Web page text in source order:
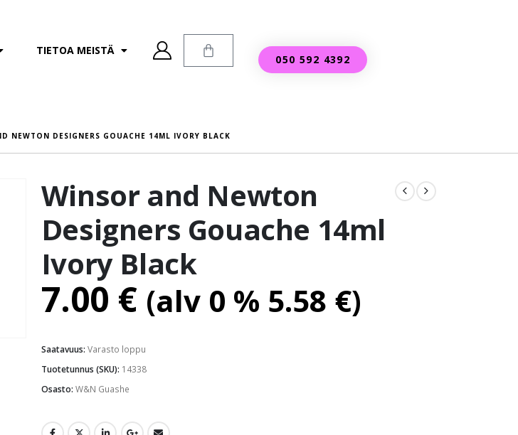
TIETOA MEISTÄ
050 592 4392
NEWTON DESIGNERS GOUACHE 14ML IVORY BLACK
Winsor and Newton
Designers Gouache 14ml
Ivory Black
7.00 € (alv 0 % 5.58 €)
Saatavuus: Varasto loppu
Tuotetunnus (SKU): 14338
Osasto: W&N Guashe